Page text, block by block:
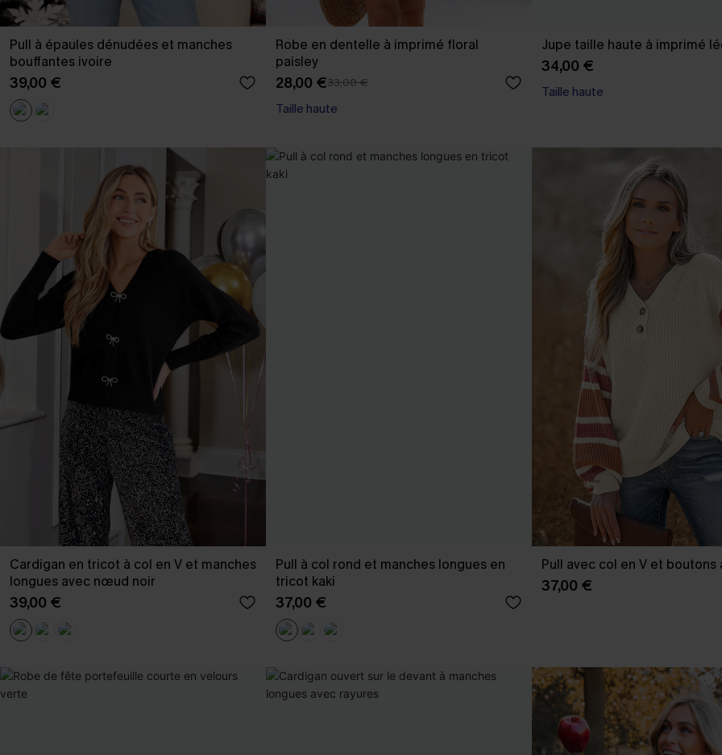
Pull à épaules dénudées et manches
bouffantes ivoire
39,00 €
Robe en dentelle à imprimé floral
paisley
28,00 €33,00 €
Taille haute
Jupe taille haute à imprimé
34,00 €
Taille haute
Cardigan en tricot à col en V et manches
longues avec nœud noir
39,00 €
Pull à col rond et manches longues en
tricot kaki
37,00 €
Pull avec col en V et boutons
37,00 €